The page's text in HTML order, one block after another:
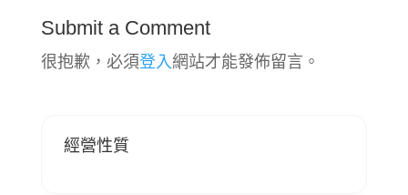
Submit a Comment
很抱歉，必須登入 網站才能發佈留言。
經營性質